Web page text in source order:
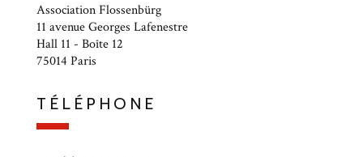
Association Flossenbürg
11 avenue Georges Lafenestre
Hall 11 - Boîte 12
75014 Paris
TÉLÉPHONE